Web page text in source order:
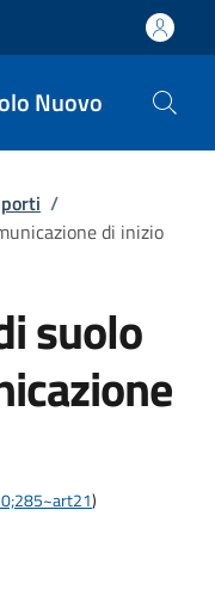
Nuovo
/
di inizio
suolo
)